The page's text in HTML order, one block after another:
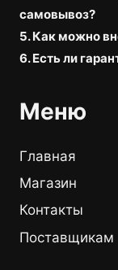
самовывоз?
5. Как можно
6. Есть ли
Меню
Главная
Магазин
Контакты
Поставщикам